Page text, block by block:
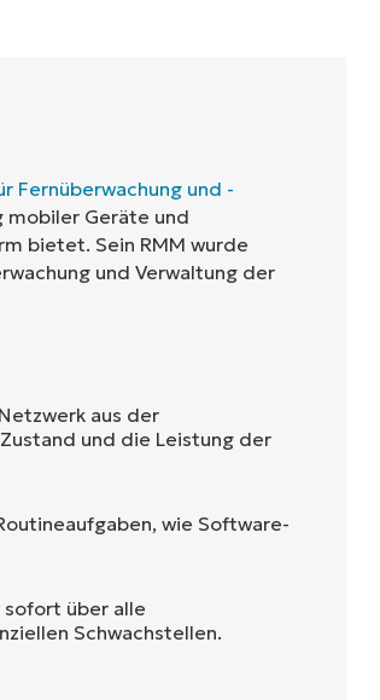
Fernüberwachung und -
mobiler Geräte und
bietet. Sein RMM wurde
und Verwaltung der
aus der
und die Leistung der
wie Software-
sofort über alle
Schwachstellen.